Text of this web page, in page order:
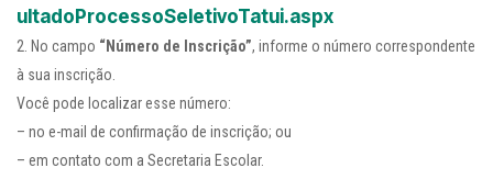
ultadoProcessoSeletivoTatui.aspx
No campo “Número de Inscrição”, informe o número correspondente
à sua inscrição.
Você pode localizar esse número:
– no e-mail de confirmação de inscrição; ou
– em contato com a Secretaria Escolar.